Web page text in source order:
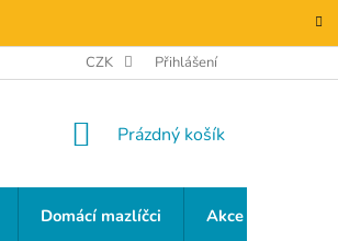
CZK Přihlášení
NÁKUPNÍ
Prázdný košík
Domácí mazlíčci Akce a slevy